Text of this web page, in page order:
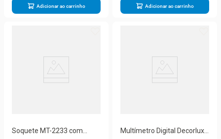
Adicionar ao carrinho Adicionar ao carrinho
Soquete MT-2233 com
Multímetro Digital Decorlux,